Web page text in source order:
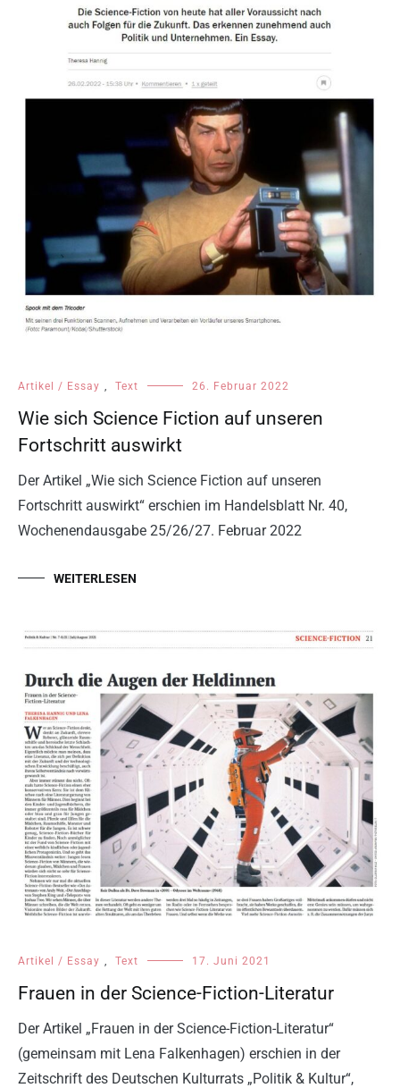
Artikel / Essay Text 26. Februar 2022
Wie sich Science Fiction auf unseren
Fortschritt auswirkt
Der Artikel „Wie sich Science Fiction auf unseren
Fortschritt auswirkt“ erschien im Handelsblatt Nr. 40,
Wochenendausgabe 25/26/27. Februar 2022
WEITERLESEN
Artikel / Essay Text 17. Juni 2021
Frauen in der Science-Fiction-Literatur
Der Artikel „Frauen in der Science-Fiction-Literatur“
(gemeinsam mit Lena Falkenhagen) erschien in der
Zeitschrift des Deutschen Kulturrats „Politik & Kultur“,